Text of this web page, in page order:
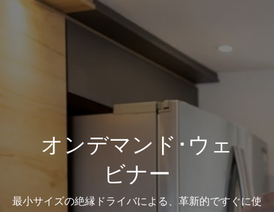
オンデマンド･ウェ
ビナー
最小サイズの絶縁ドライバによる、革新的ですぐに使